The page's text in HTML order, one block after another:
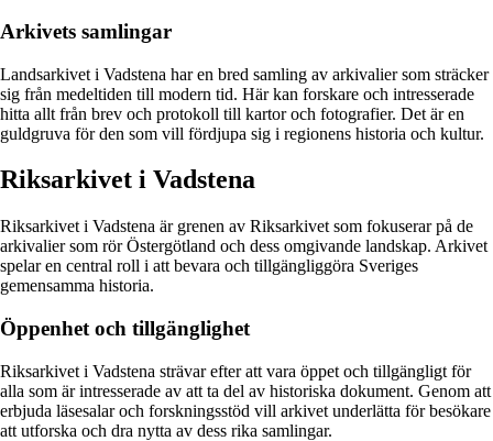
Arkivets samlingar
Landsarkivet i Vadstena har en bred samling av arkivalier som sträcker
sig från medeltiden till modern tid. Här kan forskare och intresserade
hitta allt från brev och protokoll till kartor och fotografier. Det är en
guldgruva för den som vill fördjupa sig i regionens historia och kultur.
Riksarkivet i Vadstena
Riksarkivet i Vadstena är grenen av Riksarkivet som fokuserar på de
arkivalier som rör Östergötland och dess omgivande landskap. Arkivet
spelar en central roll i att bevara och tillgängliggöra Sveriges
gemensamma historia.
Öppenhet och tillgänglighet
Riksarkivet i Vadstena strävar efter att vara öppet och tillgängligt för
alla som är intresserade av att ta del av historiska dokument. Genom att
erbjuda läsesalar och forskningsstöd vill arkivet underlätta för besökare
att utforska och dra nytta av dess rika samlingar.